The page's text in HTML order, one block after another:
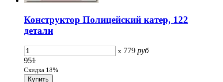
Конструктор Полицейский катер, 122
детали
x 779 руб
951
Скидка 18%